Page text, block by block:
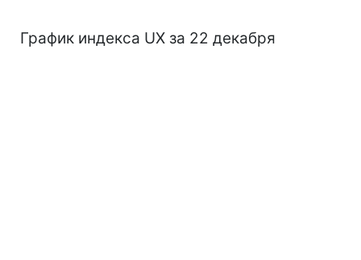
График индекса UX за 22 декабря